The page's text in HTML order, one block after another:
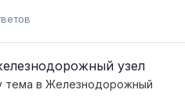
узел
тема в Железнодорожный